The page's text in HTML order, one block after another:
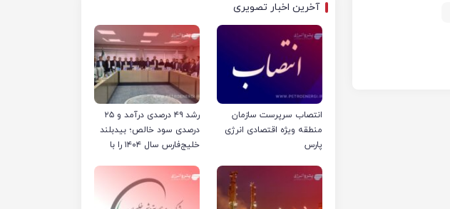
آخرین اخبار تصویری
انتصاب سرپرست سازمان
منطقه ویژه اقتصادی انرژی
پارس
رشد ۴۹ درصدی درآمد و ۲۵
درصدی سود خالص؛ بیدبلند
خلیج‌فارس سال ۱۴۰۴ را با
رساند